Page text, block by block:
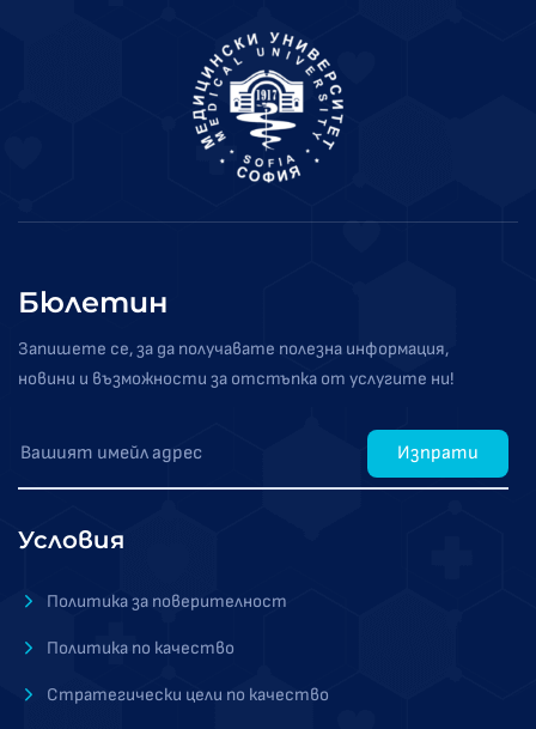
Бюлетин
Запишете се, за да получавате полезна информация,
новини и възможности за отстъпка от услугите ни!
Изпрати
Условия
Политика за поверителност
Политика по качество
Стратегически цели по качество